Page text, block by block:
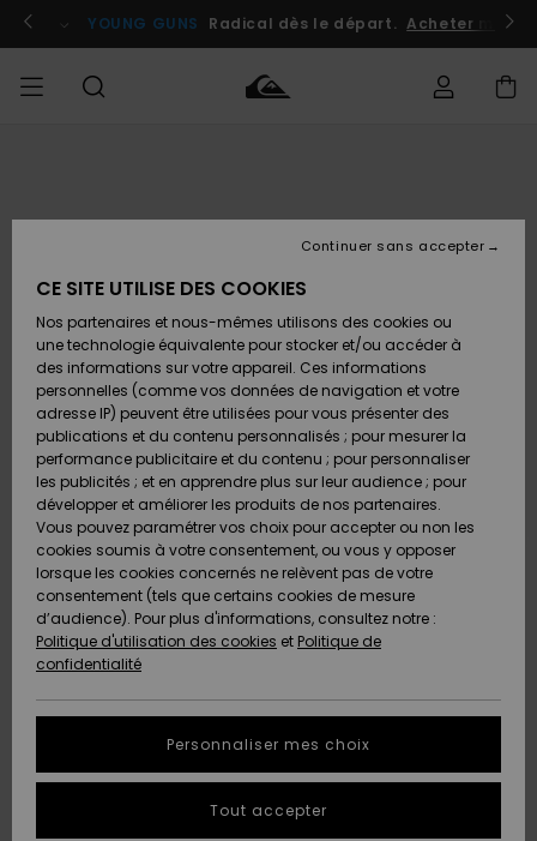
l'information
le
Se connecter / s'inscrire
YOUNG GUNS Radical dès le départ. Acheter
Chaussures
& Tongs
Surf
Snow
Nouveautés
A
Découvrir
Chaussures
& Tongs
Surf
Snow
Nouveautés
A
Découvrir
FEMME
A
Découvrir
Snow
SURF
Surf
Shop
Enfant
Highlights
Communauté
SNOW
Snow
Shop
Enfant
Snow
Shop
Femme
A
Découvrir
Communauté
OUTLET
Enfant
Outlet
Femme
AIDE &
CONTACT
Retours
Paiement
Carte
Cadeau
Quiksilver
Freedom
Protection
des
tailles
MAGASINS
QUIKSILVER
CE SITE UTILISE DES COOKIES
Nos partenaires et nous-mêmes utilisons des cookies ou
une technologie équivalente pour stocker et/ou accéder à
des informations sur votre appareil. Ces informations
personnelles (comme vos données de navigation et votre
adresse IP) peuvent être utilisées pour vous présenter des
publications et du contenu personnalisés ; pour mesurer la
performance publicitaire et du contenu ; pour personnaliser
les publicités ; et en apprendre plus sur leur audience ; pour
développer et améliorer les produits de nos partenaires.
Vous pouvez paramétrer vos choix pour accepter ou non les
cookies soumis à votre consentement, ou vous y opposer
lorsque les cookies concernés ne relèvent pas de votre
consentement (tels que certains cookies de mesure
d’audience). Pour plus d'informations, consultez notre :
Politique d'utilisation des cookies et Politique de
confidentialité
Personnaliser mes choix
Continuer sans accepter
Tout accepter